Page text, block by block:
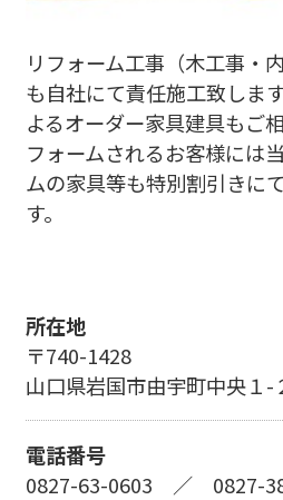
リフォーム工事（木工事・
も自社にて責任施工致しま
よるオーダー家具建具もご
フォームされるお客様には
ムの家具等も特別割引きに
す。
所在地
〒740-1428
山口県岩国市由宇町中央１-
電話番号
0827-63-0603 ／ 0827-